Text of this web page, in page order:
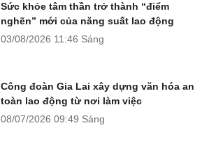
Sức khỏe tâm thần trở thành “điểm
nghẽn” mới của năng suất lao động
03/08/2026 11:46 Sáng
Công đoàn Gia Lai xây dựng văn hóa an
toàn lao động từ nơi làm việc
08/07/2026 09:49 Sáng